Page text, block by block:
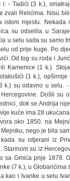
- Tadići (3 k.),
zvali Relićima. Nisu
istom mjestu. Nekada
su odselila u
u selu sada su samo
od prije kuge. Po
Od tog su roda i
Kamenice (1 k.).
(1 k.),
k.) su odavno u selu.
Došli su
dok se Andrija
kuće ima 28
oko 1850. na
nego je bila
su istjerani iz
Starinom su iz
sa Gmića prije 1878.
(7 k.), u Globarićima
kao i Ivanke u selu